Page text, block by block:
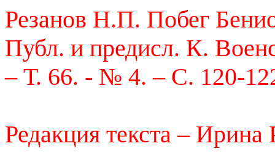
Резанов Н.П. Побег
Публ. и предисл. К.
– Т. 66. - № 4. – С. 120-
Редакция текста – Ирина